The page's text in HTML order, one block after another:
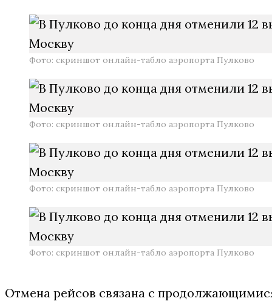
Фото: скриншот онлайн-табло аэропорта Пулково
Фото: скриншот онлайн-табло аэропорта Пулково
Фото: скриншот онлайн-табло аэропорта Пулково
Фото: скриншот онлайн-табло аэропорта Пулково
Отмена рейсов связана с